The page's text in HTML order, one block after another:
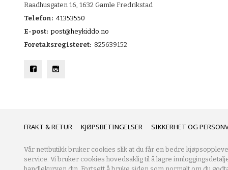
Raadhusgaten 16, 1632 Gamle Fredrikstad
Telefon: 41353550
E-post: post@heykiddo.no
Foretaksregisteret: 825639152
FRAKT KJØPSBETINGELSER SIKKERHET OG
Vår nettbutikk bruker cookies slik at du får en bedre
service. Vi bruker cookies hovedsaklig til å lagre